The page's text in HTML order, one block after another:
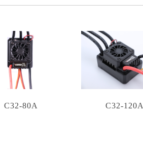
C32-80A C32-120A